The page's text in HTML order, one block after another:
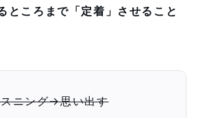
ところまで「定着」させること
ニング→思い出す